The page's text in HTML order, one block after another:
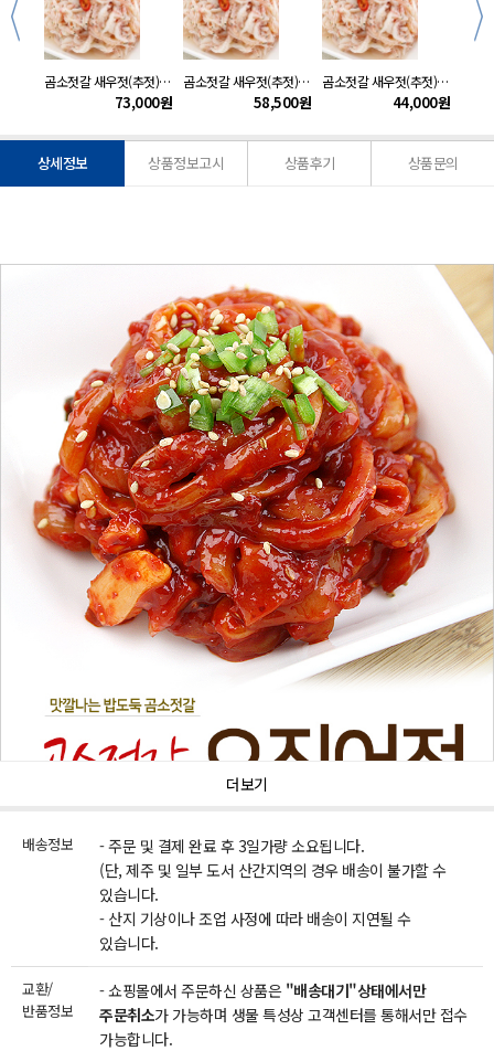
곰소젓갈 새우젓(추젓)5kg
73,000원
곰소젓갈 새우젓(추젓)4kg
58,500원
곰소젓갈 새우젓(추젓)3kg
44,000원
상세정보 상품정보고시 상품후기 상품문의
더보기
배송정보
- 주문 및 결제 완료 후 3일가량 소요됩니다.
(단, 제주 및 일부 도서 산간지역의 경우 배송이 불가할 수
있습니다.
- 산지 기상이나 조업 사정에 따라 배송이 지연될 수
있습니다.
교환/
반품정보
- 쇼핑몰에서 주문하신 상품은 "배송대기"상태에서만
주문취소가 가능하며 생물 특성상 고객센터를 통해서만 접수
가능합니다.